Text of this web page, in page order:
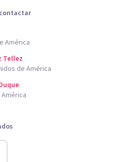
América
Tellez
de América